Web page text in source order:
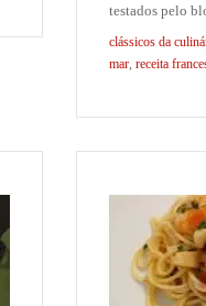
testados pelo
clássicos da
mar, receita